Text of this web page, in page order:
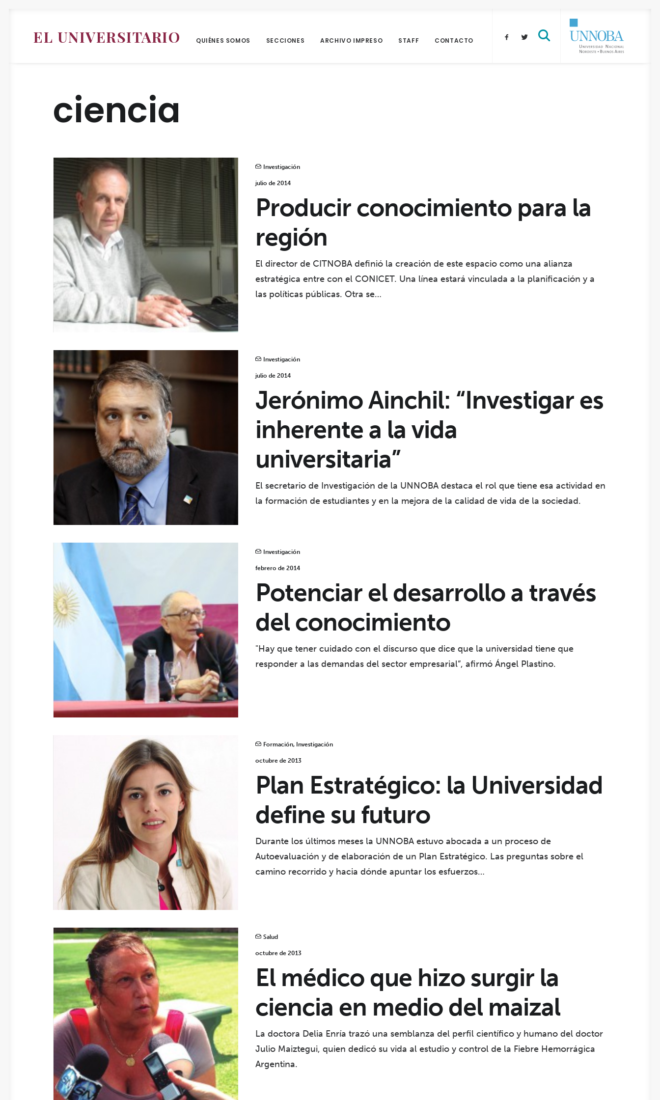
EL UNIVERSITARIO QUIÉNES SOMOS SECCIONES ARCHIVO IMPRESO STAFF CONTACTO
ciencia
Investigación
julio de 2014
Producir conocimiento para la
región
El director de CITNOBA definió la creación de este espacio como una alianza
estratégica entre con el CONICET. Una línea estará vinculada a la planificación y a
las políticas públicas. Otra se…
Investigación
julio de 2014
Jerónimo Ainchil: “Investigar es
inherente a la vida
universitaria”
El secretario de Investigación de la UNNOBA destaca el rol que tiene esa actividad en
la formación de estudiantes y en la mejora de la calidad de vida de la sociedad.
Investigación
febrero de 2014
Potenciar el desarrollo a través
del conocimiento
"Hay que tener cuidado con el discurso que dice que la universidad tiene que
responder a las demandas del sector empresarial”, afirmó Ángel Plastino.
Formación, Investigación
octubre de 2013
Plan Estratégico: la Universidad
define su futuro
Durante los últimos meses la UNNOBA estuvo abocada a un proceso de
Autoevaluación y de elaboración de un Plan Estratégico. Las preguntas sobre el
camino recorrido y hacia dónde apuntar los esfuerzos…
Salud
octubre de 2013
El médico que hizo surgir la
ciencia en medio del maizal
La doctora Delia Enría trazó una semblanza del perfil científico y humano del doctor
Julio Maiztegui, quien dedicó su vida al estudio y control de la Fiebre Hemorrágica
Argentina.